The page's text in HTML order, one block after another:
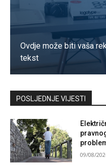
Ovdje može biti vaša
tekst
Kontaktirajte nas
POSLJEDNJE VIJESTI
09/08/